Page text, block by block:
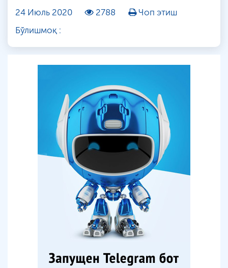
24 Июль 2020
2788
Чоп этиш
Бўлишмоқ :